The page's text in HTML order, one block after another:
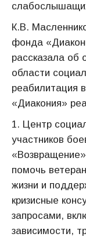
К.В.
фонда
рассказала об
области
реабилитация
«Диакония»
1. Центр
участников
помочь
жизни и
кризисные
запросами,
зависимости,